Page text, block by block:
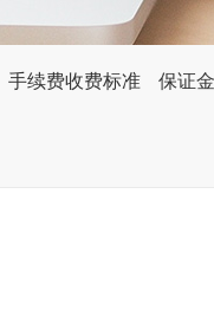
手续费收费标准 保证